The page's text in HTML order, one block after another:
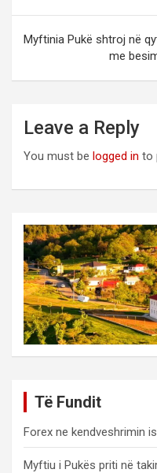
Myftinia Pukë shtroj në
me
Leave a Reply
You must be logged in to
Të Fundit
Forex ne kendveshrimin
Myftiu i Pukës priti në